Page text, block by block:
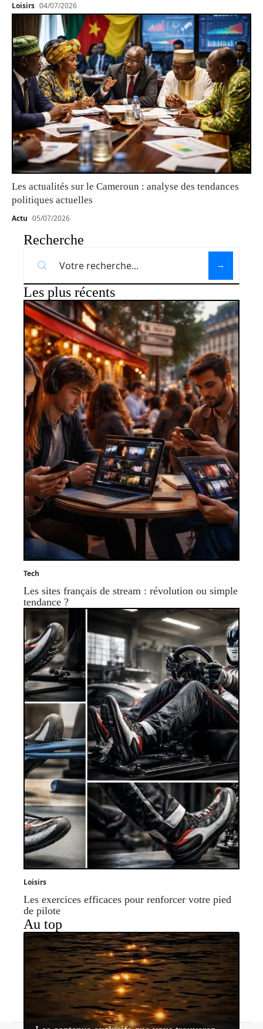
Loisirs 04/07/2026
Les actualités sur le Cameroun : analyse des tendances
politiques actuelles
Actu 05/07/2026
Recherche
Les plus récents
Tech
Les sites français de stream : révolution ou simple
tendance ?
Loisirs
Les exercices efficaces pour renforcer votre pied
de pilote
Au top